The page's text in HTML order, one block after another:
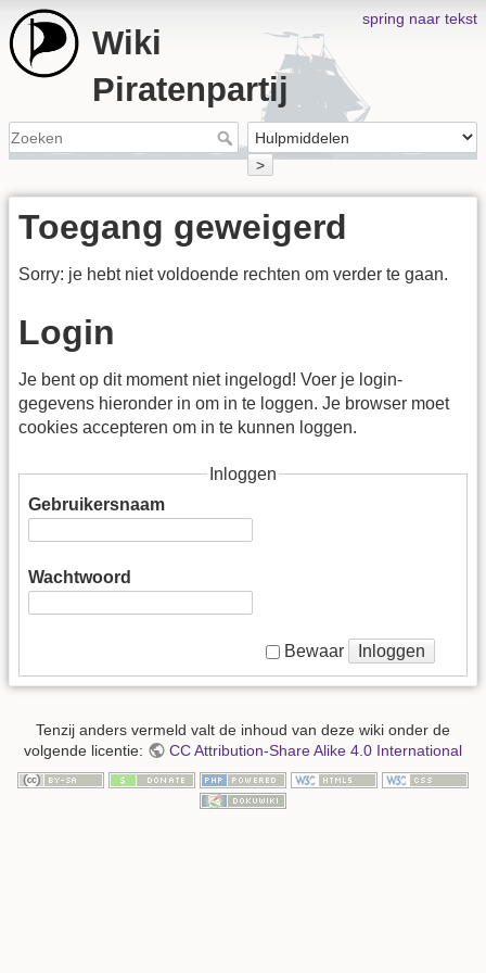
spring naar tekst
Wiki
Piratenpartij
>
Toegang geweigerd
Sorry: je hebt niet voldoende rechten om verder te gaan.
Login
Je bent op dit moment niet ingelogd! Voer je login-
gegevens hieronder in om in te loggen. Je browser moet
cookies accepteren om in te kunnen loggen.
Inloggen
Gebruikersnaam
Wachtwoord
Bewaar Inloggen
Tenzij anders vermeld valt de inhoud van deze wiki onder de
volgende licentie:
CC Attribution-Share Alike 4.0 International